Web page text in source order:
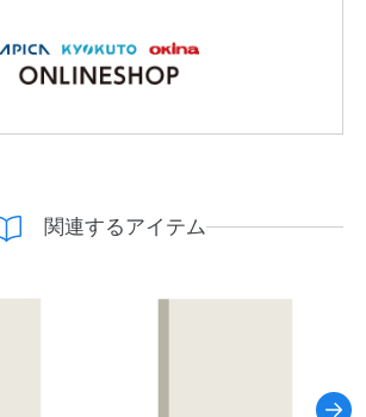
関連するアイテム